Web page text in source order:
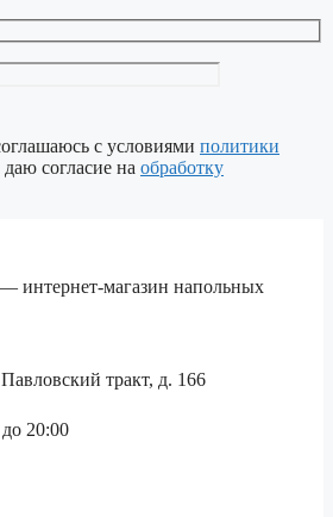
с условиями политики
даю согласие на обработку
интернет-магазин напольных
тракт, д. 166
20:00